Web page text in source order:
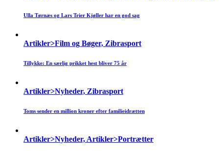
Ulla Tørnæs og Lars Trier Kjøller har en god sag
Artikler>Film og Bøger, Zibrasport
Tillykke: En særlig prikket hest bliver 75 år
Artikler>Nyheder, Zibrasport
Toms sender en million kroner efter familieidrætten
Artikler>Nyheder, Artikler>Portrætter